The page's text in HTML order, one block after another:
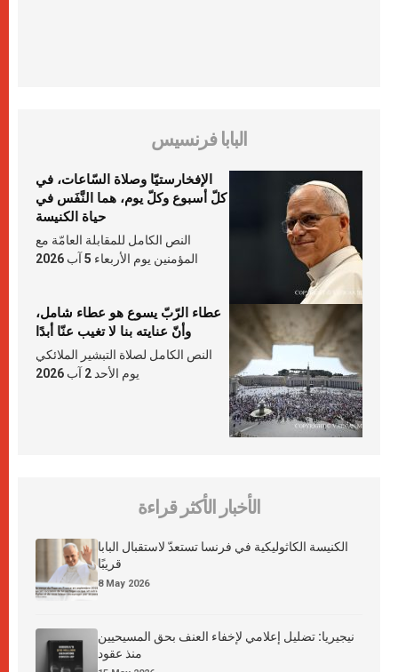
البابا فرنسيس
الإفخارستيّا وصلاة السّاعات، في
كلّ أسبوع وكلّ يوم، هما النَّفَس في
حياة الكنيسة
النص الكامل للمقابلة العامّة مع
المؤمنين يوم الأربعاء 5 آب 2026
عطاء الرّبّ يسوع هو عطاء شامل،
وأنّ عنايته بنا لا تغيب عنّا أبدًا
النص الكامل لصلاة التبشير الملائكي
يوم الأحد 2 آب 2026
الأخبار الأكثر قراءة
الكنيسة الكاثوليكية في فرنسا تستعدّ لاستقبال البابا
قريبًا
8 May 2026
نيجيريا: تضليل إعلامي لإخفاء العنف بحق المسيحيين
منذ عقود